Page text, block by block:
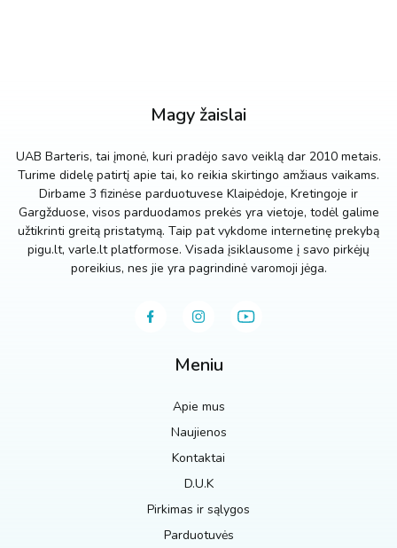
Magy žaislai
UAB Barteris, tai įmonė, kuri pradėjo savo veiklą dar 2010 metais.
Turime didelę patirtį apie tai, ko reikia skirtingo amžiaus vaikams.
Dirbame 3 fizinėse parduotuvese Klaipėdoje, Kretingoje ir
Gargžduose, visos parduodamos prekės yra vietoje, todėl galime
užtikrinti greitą pristatymą. Taip pat vykdome internetinę prekybą
pigu.lt, varle.lt platformose. Visada įsiklausome į savo pirkėjų
poreikius, nes jie yra pagrindinė varomoji jėga.
Meniu
Apie mus
Naujienos
Kontaktai
D.U.K
Pirkimas ir sąlygos
Parduotuvės